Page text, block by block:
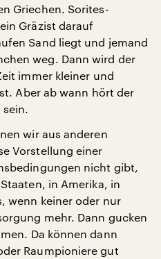
Griechen. Sorites-
Gräzist darauf
Sand liegt und jemand
weg. Dann wird der
immer kleiner und
Aber ab wann hört der
sein.
wir aus anderen
Vorstellung einer
nicht gibt,
in Amerika, in
wenn keiner oder nur
mehr. Dann gucken
Da können dann
Raumpioniere gut